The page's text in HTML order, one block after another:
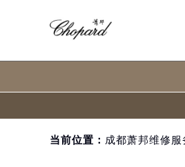
当前位置： 成都萧邦维修服